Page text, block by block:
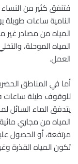
فتنفق كثير من النساء
النامية ساعات
المياه من مصادر غير
المياه الموحلة،
العمل.
أما في المناطق
للوقوف طيلة ساعات
يتدفق الماء السائل
المياه من مجاري
مرتفعة، أو الحصول
تكون المياه القذرة